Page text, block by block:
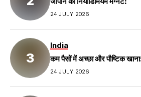
24 JULY 2026
India
कम पैसों में अच्छा और पौष्टिक
24 JULY 2026